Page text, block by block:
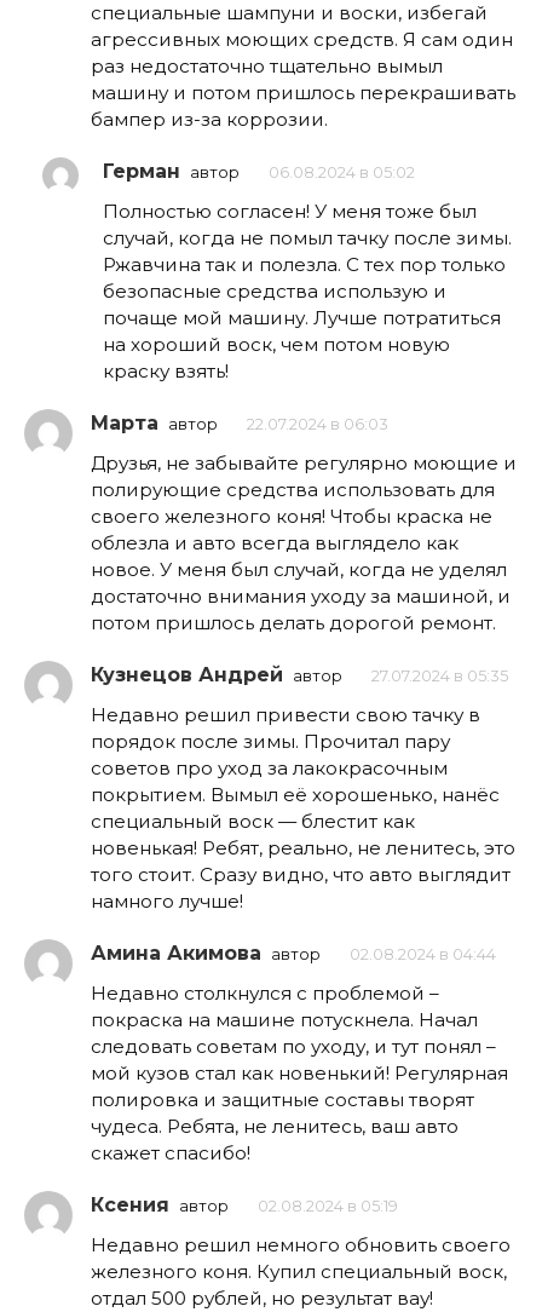
специальные шампуни и воски, избегай
агрессивных моющих средств. Я сам один
раз недостаточно тщательно вымыл
машину и потом пришлось перекрашивать
бампер из-за коррозии.
Герман автор 06.08.2024 в 05:02
Полностью согласен! У меня тоже был
случай, когда не помыл тачку после зимы.
Ржавчина так и полезла. С тех пор только
безопасные средства использую и
почаще мой машину. Лучше потратиться
на хороший воск, чем потом новую
краску взять!
Марта автор 22.07.2024 в 06:03
Друзья, не забывайте регулярно моющие и
полирующие средства использовать для
своего железного коня! Чтобы краска не
облезла и авто всегда выглядело как
новое. У меня был случай, когда не уделял
достаточно внимания уходу за машиной, и
потом пришлось делать дорогой ремонт.
Кузнецов Андрей автор 27.07.2024 в 05:35
Недавно решил привести свою тачку в
порядок после зимы. Прочитал пару
советов про уход за лакокрасочным
покрытием. Вымыл её хорошенько, нанёс
специальный воск — блестит как
новенькая! Ребят, реально, не ленитесь, это
того стоит. Сразу видно, что авто выглядит
намного лучше!
Амина Акимова автор 02.08.2024 в 04:44
Недавно столкнулся с проблемой –
покраска на машине потускнела. Начал
следовать советам по уходу, и тут понял –
мой кузов стал как новенький! Регулярная
полировка и защитные составы творят
чудеса. Ребята, не ленитесь, ваш авто
скажет спасибо!
Ксения автор 02.08.2024 в 05:19
Недавно решил немного обновить своего
железного коня. Купил специальный воск,
отдал 500 рублей, но результат вау!